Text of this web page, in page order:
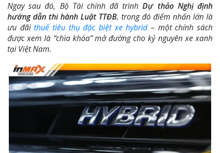
Ngay sau đó, Bộ Tài chính đã trìnhDự thảo Nghị định
hướng dẫn thi hành Luật TTĐB, trong đó điểm nhấn lớn là
ưu đãithuế tiêu thụ đặc biệt xe hybrid– một chính sách
được xem là “chìa khóa” mở đường cho kỷ nguyên xe xanh
tại Việt Nam.